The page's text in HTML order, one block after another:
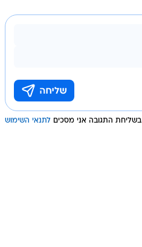
בשליחת התגובה אני מסכים לתנאי השימוש